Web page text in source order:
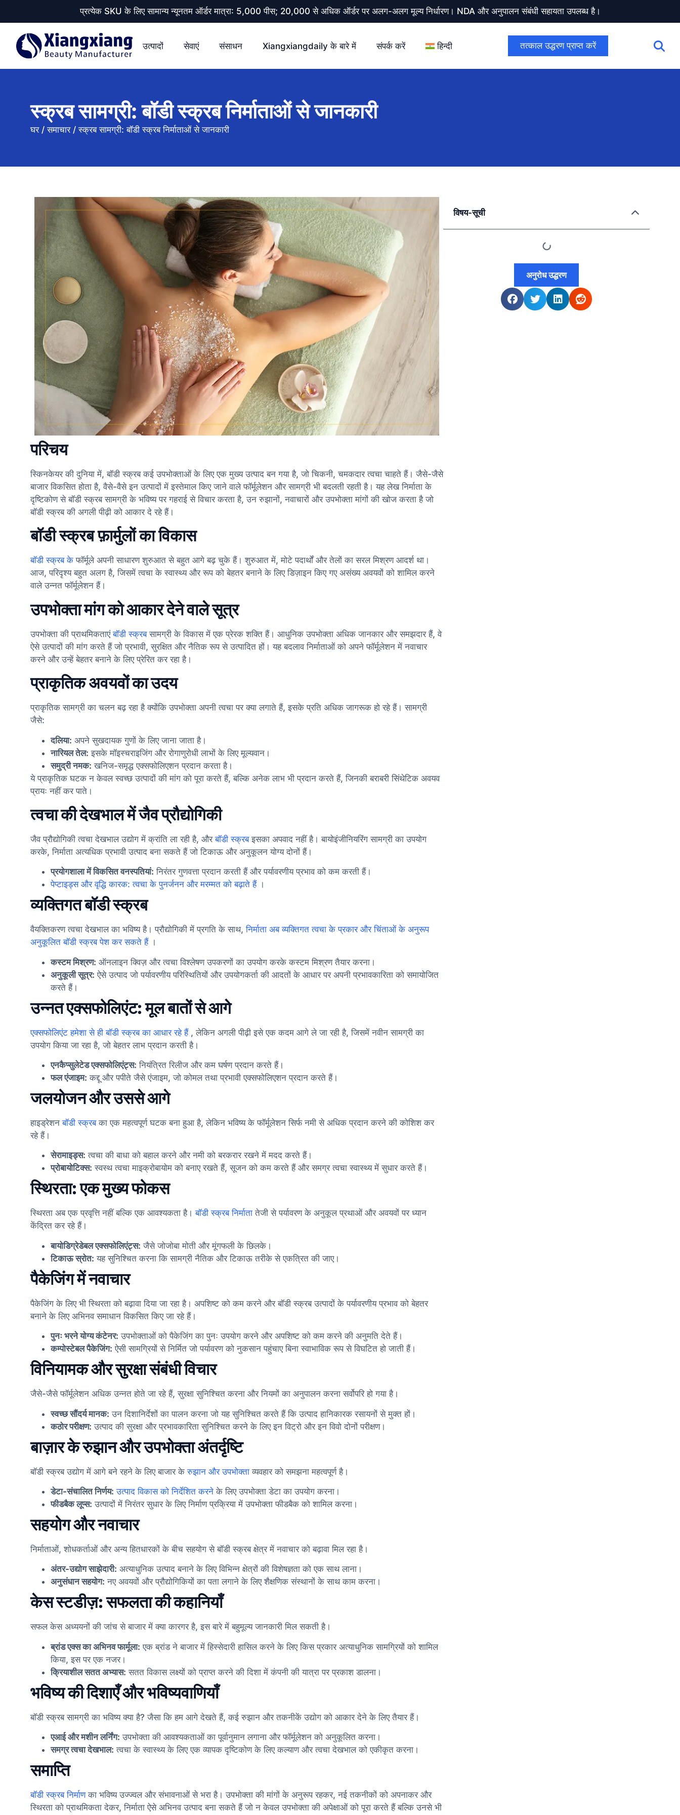
प्रत्येक SKU के लिए सामान्य न्यूनतम ऑर्डर मात्रा: 5,000 पीस; 20,000 से अधिक ऑर्डर पर अलग-अलग मूल्य निर्धारण। NDA और अनुपालन संबंधी सहायता उपलब्ध है।
उत्पादों सेवाएं संसाधन Xiangxiangdaily के बारे में संपर्क करें हिन्दी तत्काल उद्धरण प्राप्त करें
स्क्रब सामग्री: बॉडी स्क्रब निर्माताओं से जानकारी
घर/समाचार/स्क्रब सामग्री: बॉडी स्क्रब निर्माताओं से जानकारी
परिचय
स्किनकेयर की दुनिया में, बॉडी स्क्रब कई उपभोक्ताओं के लिए एक मुख्य उत्पाद बन गया है, जो चिकनी, चमकदार त्वचा चाहते हैं। जैसे-जैसे
बाजार विकसित होता है, वैसे-वैसे इन उत्पादों में इस्तेमाल किए जाने वाले फॉर्मूलेशन और सामग्री भी बदलती रहती है। यह लेख निर्माता के
दृष्टिकोण से बॉडी स्क्रब सामग्री के भविष्य पर गहराई से विचार करता है, उन रुझानों, नवाचारों और उपभोक्ता मांगों की खोज करता है जो
बॉडी स्क्रब की अगली पीढ़ी को आकार दे रहे हैं।
बॉडी स्क्रब फ़ार्मुलों का विकास
बॉडी स्क्रब के फॉर्मूले अपनी साधारण शुरुआत से बहुत आगे बढ़ चुके हैं। शुरुआत में, मोटे पदार्थों और तेलों का सरल मिश्रण आदर्श था।
आज, परिदृश्य बहुत अलग है, जिसमें त्वचा के स्वास्थ्य और रूप को बेहतर बनाने के लिए डिज़ाइन किए गए असंख्य अवयवों को शामिल करने
वाले उन्नत फॉर्मूलेशन हैं।
उपभोक्ता मांग को आकार देने वाले सूत्र
उपभोक्ता की प्राथमिकताएंबॉडी स्क्रबसामग्री के विकास में एक प्रेरक शक्ति हैं। आधुनिक उपभोक्ता अधिक जानकार और समझदार हैं, वे
ऐसे उत्पादों की मांग करते हैं जो प्रभावी, सुरक्षित और नैतिक रूप से उत्पादित हों। यह बदलाव निर्माताओं को अपने फॉर्मूलेशन में नवाचार
करने और उन्हें बेहतर बनाने के लिए प्रेरित कर रहा है।
प्राकृतिक अवयवों का उदय
प्राकृतिक सामग्री का चलन बढ़ रहा है क्योंकि उपभोक्ता अपनी त्वचा पर क्या लगाते हैं, इसके प्रति अधिक जागरूक हो रहे हैं। सामग्री
जैसे:
दलिया: अपने सुखदायक गुणों के लिए जाना जाता है।
नारियल तेल: इसके मॉइस्चराइजिंग और रोगाणुरोधी लाभों के लिए मूल्यवान।
समुद्री नमक: खनिज-समृद्ध एक्सफोलिएशन प्रदान करता है।
ये प्राकृतिक घटक न केवल स्वच्छ उत्पादों की मांग को पूरा करते हैं, बल्कि अनेक लाभ भी प्रदान करते हैं, जिनकी बराबरी सिंथेटिक अवयव
प्रायः नहीं कर पाते।
त्वचा की देखभाल में जैव प्रौद्योगिकी
जैव प्रौद्योगिकी त्वचा देखभाल उद्योग में क्रांति ला रही है, औरबॉडी स्क्रबइसका अपवाद नहीं है। बायोइंजीनियरिंग सामग्री का उपयोग
करके, निर्माता अत्यधिक प्रभावी उत्पाद बना सकते हैं जो टिकाऊ और अनुकूलन योग्य दोनों हैं।
प्रयोगशाला में विकसित वनस्पतियां: निरंतर गुणवत्ता प्रदान करती हैं और पर्यावरणीय प्रभाव को कम करती हैं।
पेप्टाइड्स और वृद्धि कारक: त्वचा के पुनर्जनन और मरम्मत को बढ़ाते हैं।
व्यक्तिगत बॉडी स्क्रब
वैयक्तिकरण त्वचा देखभाल का भविष्य है। प्रौद्योगिकी में प्रगति के साथ,निर्माता अब व्यक्तिगत त्वचा के प्रकार और चिंताओं के अनुरूप
अनुकूलित बॉडी स्क्रब पेश कर सकते हैं।
कस्टम मिश्रण: ऑनलाइन क्विज़ और त्वचा विश्लेषण उपकरणों का उपयोग करके कस्टम मिश्रण तैयार करना।
अनुकूली सूत्र: ऐसे उत्पाद जो पर्यावरणीय परिस्थितियों और उपयोगकर्ता की आदतों के आधार पर अपनी प्रभावकारिता को समायोजित
करते हैं।
उन्नत एक्सफोलिएंट: मूल बातों से आगे
एक्सफोलिएंट हमेशा से ही बॉडी स्क्रब का आधार रहे हैं, लेकिन अगली पीढ़ी इसे एक कदम आगे ले जा रही है, जिसमें नवीन सामग्री का
उपयोग किया जा रहा है, जो बेहतर लाभ प्रदान करती है।
एनकैप्सुलेटेड एक्सफोलिएंट्स: नियंत्रित रिलीज और कम घर्षण प्रदान करते हैं।
फल एंजाइम: कद्दू और पपीते जैसे एंजाइम, जो कोमल तथा प्रभावी एक्सफोलिएशन प्रदान करते हैं।
जलयोजन और उससे आगे
हाइड्रेशनबॉडी स्क्रबका एक महत्वपूर्ण घटक बना हुआ है, लेकिन भविष्य के फॉर्मूलेशन सिर्फ नमी से अधिक प्रदान करने की कोशिश कर
रहे हैं।
सेरामाइड्स: त्वचा की बाधा को बहाल करने और नमी को बरकरार रखने में मदद करते हैं।
प्रोबायोटिक्स: स्वस्थ त्वचा माइक्रोबायोम को बनाए रखते हैं, सूजन को कम करते हैं और समग्र त्वचा स्वास्थ्य में सुधार करते हैं।
स्थिरता: एक मुख्य फोकस
स्थिरता अब एक प्रवृत्ति नहीं बल्कि एक आवश्यकता है।बॉडी स्क्रब निर्माता तेजी से पर्यावरण के अनुकूल प्रथाओं और अवयवों पर ध्यान
केंद्रित कर रहे हैं।
बायोडिग्रेडेबल एक्सफोलिएंट्स: जैसे जोजोबा मोती और मूंगफली के छिलके।
टिकाऊ स्रोत: यह सुनिश्चित करना कि सामग्री नैतिक और टिकाऊ तरीके से एकत्रित की जाए।
पैकेजिंग में नवाचार
पैकेजिंग के लिए भी स्थिरता को बढ़ावा दिया जा रहा है। अपशिष्ट को कम करने और बॉडी स्क्रब उत्पादों के पर्यावरणीय प्रभाव को बेहतर
बनाने के लिए अभिनव समाधान विकसित किए जा रहे हैं।
पुनः भरने योग्य कंटेनर: उपभोक्ताओं को पैकेजिंग का पुनः उपयोग करने और अपशिष्ट को कम करने की अनुमति देते हैं।
कम्पोस्टेबल पैकेजिंग: ऐसी सामग्रियों से निर्मित जो पर्यावरण को नुकसान पहुंचाए बिना स्वाभाविक रूप से विघटित हो जाती हैं।
विनियामक और सुरक्षा संबंधी विचार
जैसे-जैसे फॉर्मूलेशन अधिक उन्नत होते जा रहे हैं, सुरक्षा सुनिश्चित करना और नियमों का अनुपालन करना सर्वोपरि हो गया है।
स्वच्छ सौंदर्य मानक: उन दिशानिर्देशों का पालन करना जो यह सुनिश्चित करते हैं कि उत्पाद हानिकारक रसायनों से मुक्त हों।
कठोर परीक्षण: उत्पाद की सुरक्षा और प्रभावकारिता सुनिश्चित करने के लिए इन विट्रो और इन विवो दोनों परीक्षण।
बाज़ार के रुझान और उपभोक्ता अंतर्दृष्टि
बॉडी स्क्रब उद्योग में आगे बने रहने के लिए बाजार केरुझान और उपभोक्ता व्यवहार को समझना महत्वपूर्ण है।
डेटा-संचालित निर्णय: उत्पाद विकास को निर्देशित करने के लिए उपभोक्ता डेटा का उपयोग करना।
फीडबैक लूप्स: उत्पादों में निरंतर सुधार के लिए निर्माण प्रक्रिया में उपभोक्ता फीडबैक को शामिल करना।
सहयोग और नवाचार
निर्माताओं, शोधकर्ताओं और अन्य हितधारकों के बीच सहयोग से बॉडी स्क्रब क्षेत्र में नवाचार को बढ़ावा मिल रहा है।
अंतर-उद्योग साझेदारी: अत्याधुनिक उत्पाद बनाने के लिए विभिन्न क्षेत्रों की विशेषज्ञता को एक साथ लाना।
अनुसंधान सहयोग: नए अवयवों और प्रौद्योगिकियों का पता लगाने के लिए शैक्षणिक संस्थानों के साथ काम करना।
केस स्टडीज़: सफलता की कहानियाँ
सफल केस अध्ययनों की जांच से बाजार में क्या कारगर है, इस बारे में बहुमूल्य जानकारी मिल सकती है।
ब्रांड एक्स का अभिनव फार्मूला: एक ब्रांड ने बाजार में हिस्सेदारी हासिल करने के लिए किस प्रकार अत्याधुनिक सामग्रियों को शामिल
किया, इस पर एक नजर।
क्रियाशील सतत अभ्यास: सतत विकास लक्ष्यों को प्राप्त करने की दिशा में कंपनी की यात्रा पर प्रकाश डालना।
भविष्य की दिशाएँ और भविष्यवाणियाँ
बॉडी स्क्रब सामग्री का भविष्य क्या है? जैसा कि हम आगे देखते हैं, कई रुझान और तकनीकें उद्योग को आकार देने के लिए तैयार हैं।
एआई और मशीन लर्निंग: उपभोक्ता की आवश्यकताओं का पूर्वानुमान लगाना और फॉर्मूलेशन को अनुकूलित करना।
समग्र त्वचा देखभाल: त्वचा के स्वास्थ्य के लिए एक व्यापक दृष्टिकोण के लिए कल्याण और त्वचा देखभाल को एकीकृत करना।
समाप्ति
बॉडी स्क्रब निर्माणका भविष्य उज्ज्वल और संभावनाओं से भरा है। उपभोक्ता की मांगों के अनुरूप रहकर, नई तकनीकों को अपनाकर और
स्थिरता को प्राथमिकता देकर, निर्माता ऐसे अभिनव उत्पाद बना सकते हैं जो न केवल उपभोक्ता की अपेक्षाओं को पूरा करते हैं बल्कि उनसे भी
विषय-सूची
अनुरोध उद्धरण